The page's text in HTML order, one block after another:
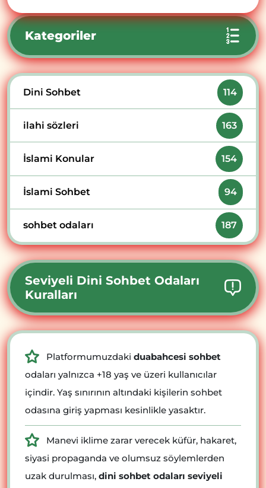
Kategoriler
Dini Sohbet 114
ilahi sözleri 163
İslami Konular 154
İslami Sohbet 94
sohbet odaları 187
Seviyeli Dini Sohbet Odaları
Kuralları
Platformumuzdaki duabahcesi sohbet
odaları yalnızca +18 yaş ve üzeri kullanıcılar
içindir. Yaş sınırının altındaki kişilerin sohbet
odasına giriş yapması kesinlikle yasaktır.
Manevi iklime zarar verecek küfür, hakaret,
siyasi propaganda ve olumsuz söylemlerden
uzak durulması, dini sohbet odaları seviyeli